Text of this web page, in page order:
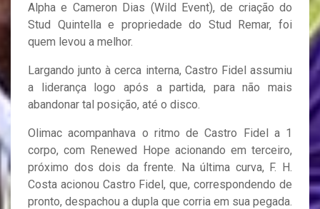
Alpha e Cameron Dias (Wild Event), de criação do
Stud Quintella e propriedade do Stud Remar, foi
quem levou a melhor.
Largando junto à cerca interna, Castro Fidel assumiu
a liderança logo após a partida, para não mais
abandonar tal posição, até o disco.
Olimac acompanhava o ritmo de Castro Fidel a 1
corpo, com Renewed Hope acionando em terceiro,
próximo dos dois da frente. Na última curva, F. H.
Costa acionou Castro Fidel, que, correspondendo de
pronto, despachou a dupla que corria em sua pegada.